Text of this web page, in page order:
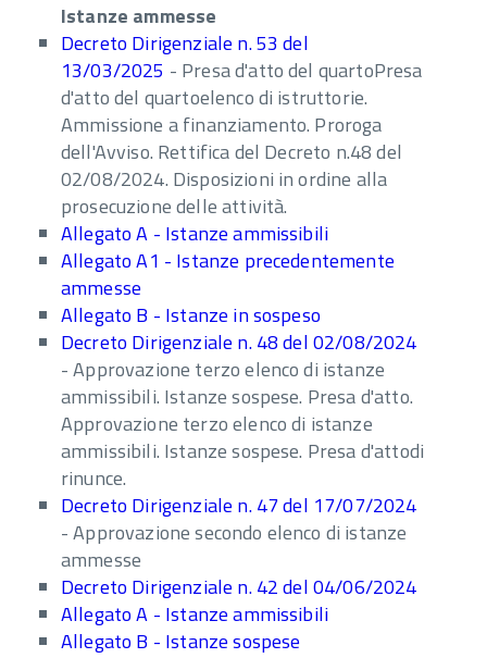
Istanze ammesse
Decreto Dirigenziale n. 53 del
13/03/2025 - Presa d'atto del quartoPresa
d'atto del quartoelenco di istruttorie.
Ammissione a finanziamento. Proroga
dell'Avviso. Rettifica del Decreto n.48 del
02/08/2024. Disposizioni in ordine alla
prosecuzione delle attività.
Allegato A - Istanze ammissibili
Allegato A1 - Istanze precedentemente
ammesse
Allegato B - Istanze in sospeso
Decreto Dirigenziale n. 48 del 02/08/2024
- Approvazione terzo elenco di istanze
ammissibili. Istanze sospese. Presa d'atto.
Approvazione terzo elenco di istanze
ammissibili. Istanze sospese. Presa d'attodi
rinunce.
Decreto Dirigenziale n. 47 del 17/07/2024
- Approvazione secondo elenco di istanze
ammesse
Decreto Dirigenziale n. 42 del 04/06/2024
Allegato A - Istanze ammissibili
Allegato B - Istanze sospese